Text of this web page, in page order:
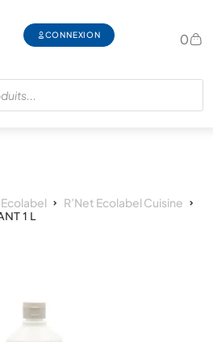
CONNEXION 0
Ecolabel R’Net Ecolabel Cuisine
1 L